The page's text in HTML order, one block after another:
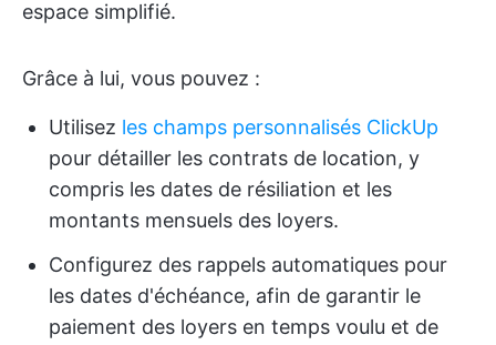
espace simplifié.
Grâce à lui, vous pouvez :
Utilisez les champs personnalisés ClickUp
pour détailler les contrats de location, y
compris les dates de résiliation et les
montants mensuels des loyers.
Configurez des rappels automatiques pour
les dates d'échéance, afin de garantir le
paiement des loyers en temps voulu et de